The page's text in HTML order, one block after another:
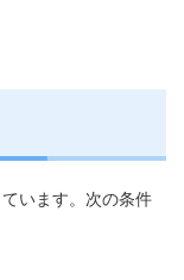
います。次の条件